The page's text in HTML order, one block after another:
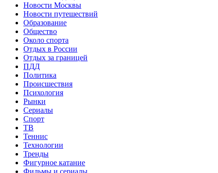
Новости Москвы
Новости путешествий
Образование
Общество
Около спорта
Отдых в России
Отдых за границей
ПДД
Политика
Происшествия
Психология
Рынки
Сериалы
Спорт
ТВ
Теннис
Технологии
Тренды
Фигурное катание